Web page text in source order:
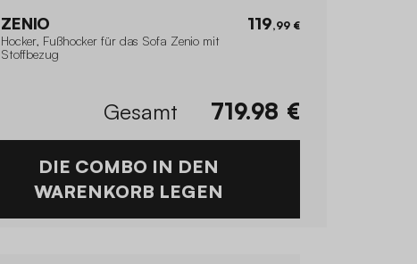
ZENIO
Hocker, Fußhocker für das Sofa Zenio mit
Stoffbezug
119,99 €
Gesamt 719.98 €
DIE COMBO IN DEN
WARENKORB LEGEN